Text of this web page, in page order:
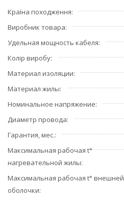
Країна походження
Виробник товара
Удельная мощность кабеля
Колір виробу
Материал изоляции
Материал жилы
Номинальное напряжение
Диаметр провода
Гарантия, мес.
Максимальная рабочая t°
нагревательной жилы
Максимальная рабочая t° внешней
оболочки